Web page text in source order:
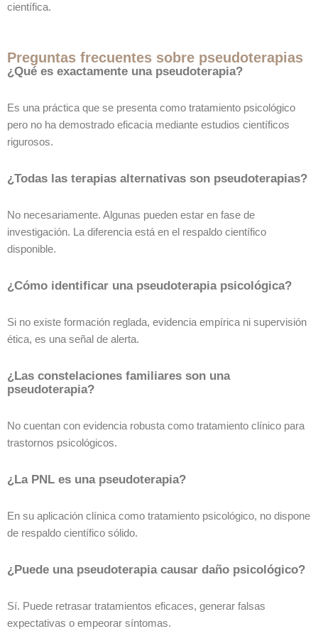
científica.
Preguntas frecuentes sobre pseudoterapias
¿Qué es exactamente una pseudoterapia?
Es una práctica que se presenta como tratamiento psicológico
pero no ha demostrado eficacia mediante estudios científicos
rigurosos.
¿Todas las terapias alternativas son pseudoterapias?
No necesariamente. Algunas pueden estar en fase de
investigación. La diferencia está en el respaldo científico
disponible.
¿Cómo identificar una pseudoterapia psicológica?
Si no existe formación reglada, evidencia empírica ni supervisión
ética, es una señal de alerta.
¿Las constelaciones familiares son una
pseudoterapia?
No cuentan con evidencia robusta como tratamiento clínico para
trastornos psicológicos.
¿La PNL es una pseudoterapia?
En su aplicación clínica como tratamiento psicológico, no dispone
de respaldo científico sólido.
¿Puede una pseudoterapia causar daño psicológico?
Sí. Puede retrasar tratamientos eficaces, generar falsas
expectativas o empeorar síntomas.